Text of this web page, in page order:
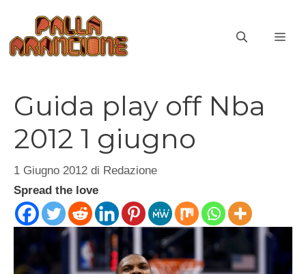
contenuto
Guida play off Nba
2012 1 giugno
1 Giugno 2012 di Redazione
Spread the love